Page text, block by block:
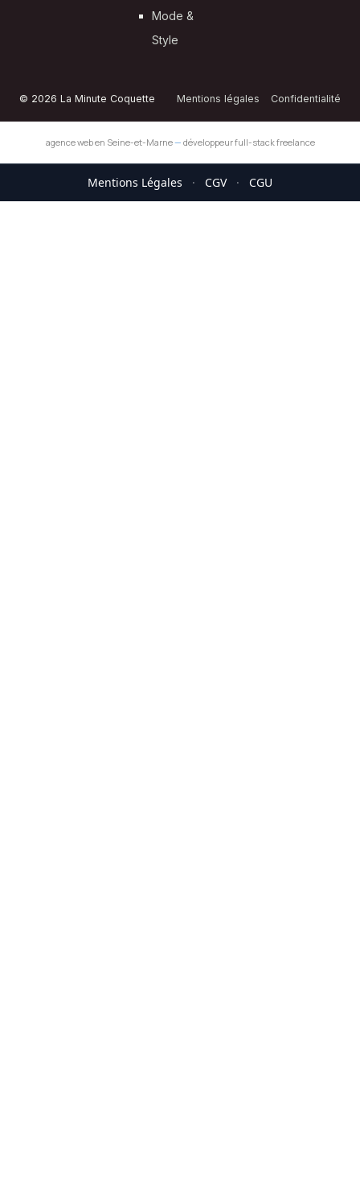
Mode &
Style
© 2026 La Minute Coquette Mentions légales Confidentialité
agence web en Seine-et-Marne— développeur full-stack freelance
Mentions Légales · CGV · CGU